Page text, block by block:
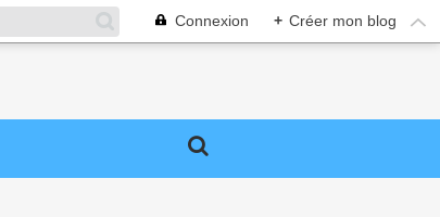
Connexion + Créer mon blog